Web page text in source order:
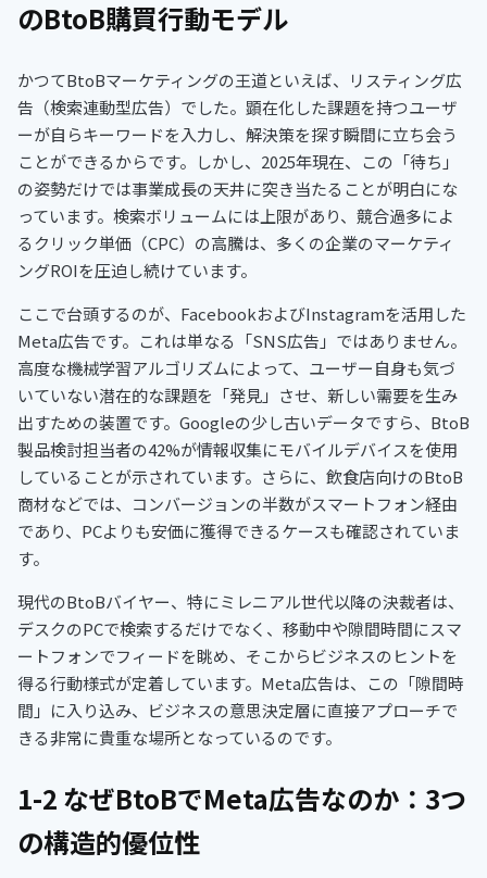
のBtoB購買行動モデル
かつてBtoBマーケティングの王道といえば、リスティング広
告（検索連動型広告）でした。顕在化した課題を持つユーザ
ーが自らキーワードを入力し、解決策を探す瞬間に立ち会う
ことができるからです。しかし、2025年現在、この「待ち」
の姿勢だけでは事業成長の天井に突き当たることが明白にな
っています。検索ボリュームには上限があり、競合過多によ
るクリック単価（CPC）の高騰は、多くの企業のマーケティ
ングROIを圧迫し続けています。
ここで台頭するのが、FacebookおよびInstagramを活用した
Meta広告です。これは単なる「SNS広告」ではありません。
高度な機械学習アルゴリズムによって、ユーザー自身も気づ
いていない潜在的な課題を「発見」させ、新しい需要を生み
出すための装置です。Googleの少し古いデータですら、BtoB
製品検討担当者の42%が情報収集にモバイルデバイスを使用
していることが示されています。さらに、飲食店向けのBtoB
商材などでは、コンバージョンの半数がスマートフォン経由
であり、PCよりも安価に獲得できるケースも確認されていま
す。
現代のBtoBバイヤー、特にミレニアル世代以降の決裁者は、
デスクのPCで検索するだけでなく、移動中や隙間時間にスマ
ートフォンでフィードを眺め、そこからビジネスのヒントを
得る行動様式が定着しています。Meta広告は、この「隙間時
間」に入り込み、ビジネスの意思決定層に直接アプローチで
きる非常に貴重な場所となっているのです。
1-2 なぜBtoBでMeta広告なのか：3つ
の構造的優位性